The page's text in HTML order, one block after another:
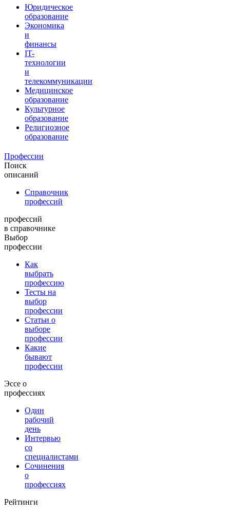
Юридическое
образование
Экономика
и
финансы
IT-
технологии
и
телекоммуникации
Медицинское
образование
Культурное
образование
Религиозное
образование
Профессии
Поиск
описаний
Справочник
профессий
профессий
в справочнике
Выбор
профессии
Как
выбрать
профессию
Тесты на
выбор
профессии
Статьи о
выборе
профессии
Какие
бывают
профессии
Эссе о
профессиях
Один
рабочий
день
Интервью
со
специалистами
Сочинения
о
профессиях
Рейтинги